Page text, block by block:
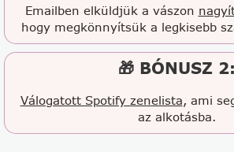
Emailben elküldjük a vászon
hogy megkönnyítsük a legkisebb
🎁 BÓNUSZ 2:
Válogatott Spotify zenelista, ami
az alkotásba.